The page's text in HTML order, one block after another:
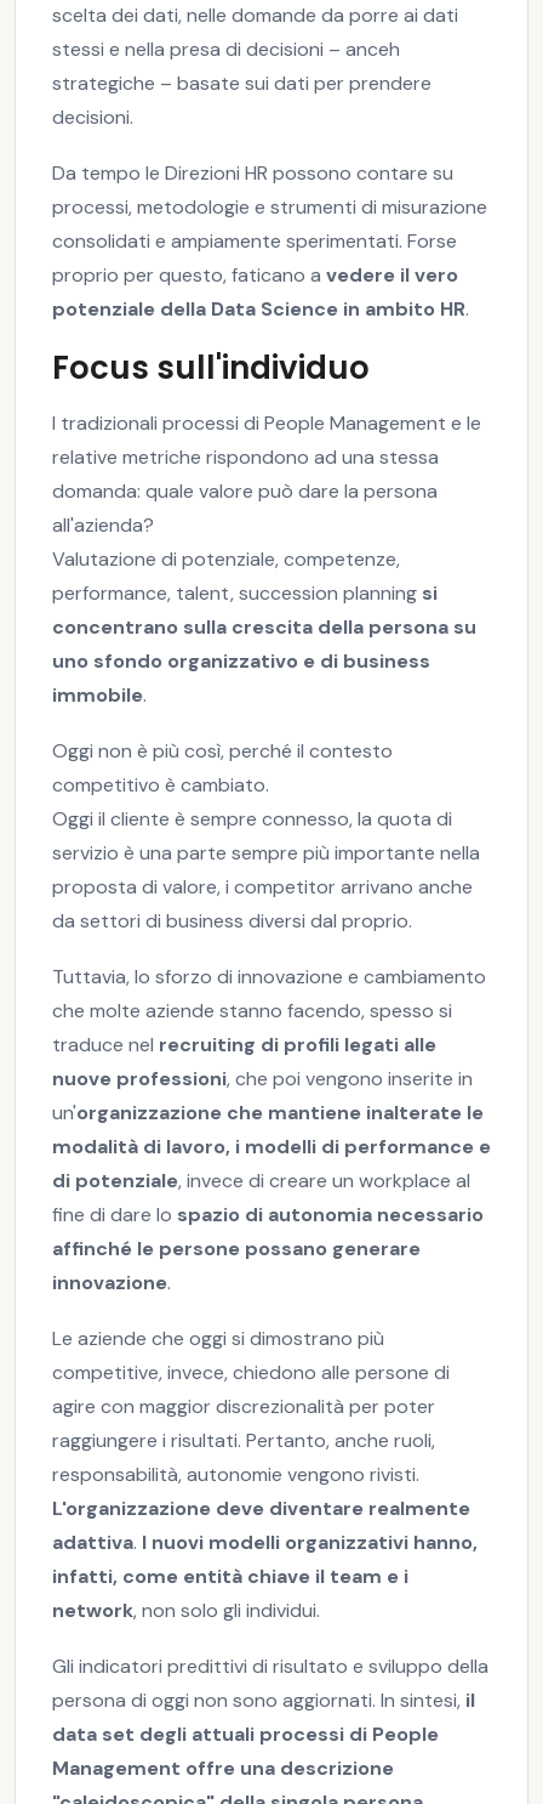
scelta dei dati, nelle domande da porre ai dati
stessi e nella presa di decisioni – anceh
strategiche – basate sui dati per prendere
decisioni.
Da tempo le Direzioni HR possono contare su
processi, metodologie e strumenti di misurazione
consolidati e ampiamente sperimentati. Forse
proprio per questo, faticano a vedere il vero
potenziale della Data Science in ambito HR.
Focus sull'individuo
I tradizionali processi di People Management e le
relative metriche rispondono ad una stessa
domanda: quale valore può dare la persona
all'azienda?
Valutazione di potenziale, competenze,
performance, talent, succession planning si
concentrano sulla crescita della persona su
uno sfondo organizzativo e di business
immobile.
Oggi non è più così, perché il contesto
competitivo è cambiato.
Oggi il cliente è sempre connesso, la quota di
servizio è una parte sempre più importante nella
proposta di valore, i competitor arrivano anche
da settori di business diversi dal proprio.
Tuttavia, lo sforzo di innovazione e cambiamento
che molte aziende stanno facendo, spesso si
traduce nel recruiting di profili legati alle
nuove professioni, che poi vengono inserite in
un'organizzazione che mantiene inalterate le
modalità di lavoro, i modelli di performance e
di potenziale, invece di creare un workplace al
fine di dare lo spazio di autonomia necessario
affinché le persone possano generare
innovazione.
Le aziende che oggi si dimostrano più
competitive, invece, chiedono alle persone di
agire con maggior discrezionalità per poter
raggiungere i risultati. Pertanto, anche ruoli,
responsabilità, autonomie vengono rivisti.
L'organizzazione deve diventare realmente
adattiva. I nuovi modelli organizzativi hanno,
infatti, come entità chiave il team e i
network, non solo gli individui.
Gli indicatori predittivi di risultato e sviluppo della
persona di oggi non sono aggiornati. In sintesi, il
data set degli attuali processi di People
Management offre una descrizione